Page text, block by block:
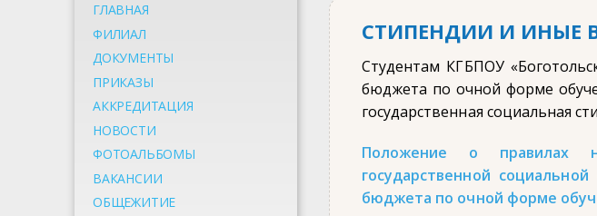
ГЛАВНАЯ
ФИЛИАЛ
ДОКУМЕНТЫ
ПРИКАЗЫ
АККРЕДИТАЦИЯ
НОВОСТИ
ФОТОАЛЬБОМЫ
ВАКАНСИИ
ОБЩЕЖИТИЕ
СТИПЕНДИИ И ИНЫЕ
Студентам КГБПОУ
бюджета по очной форме
государственная социальная
Положение о правилах
государственной
бюджета по очной форме